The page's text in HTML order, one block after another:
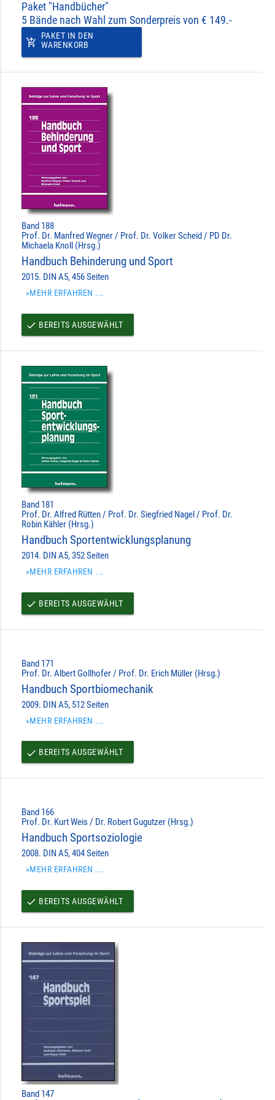
Paket "Handbücher"
5 Bände nach Wahl zum Sonderpreis von € 149.-
add_shopping_cart
PAKET IN DEN
WARENKORB
Band 188
Prof. Dr. Manfred Wegner / Prof. Dr. Volker Scheid / PD Dr.
Michaela Knoll (Hrsg.)
Handbuch Behinderung und Sport
2015. DIN A5, 456 Seiten
»MEHR ERFAHREN ...
done BEREITS AUSGEWÄHLT
Band 181
Prof. Dr. Alfred Rütten / Prof. Dr. Siegfried Nagel / Prof. Dr.
Robin Kähler (Hrsg.)
Handbuch Sportentwicklungsplanung
2014. DIN A5, 352 Seiten
»MEHR ERFAHREN ...
done BEREITS AUSGEWÄHLT
Band 171
Prof. Dr. Albert Gollhofer / Prof. Dr. Erich Müller (Hrsg.)
Handbuch Sportbiomechanik
2009. DIN A5, 512 Seiten
»MEHR ERFAHREN ...
done BEREITS AUSGEWÄHLT
Band 166
Prof. Dr. Kurt Weis / Dr. Robert Gugutzer (Hrsg.)
Handbuch Sportsoziologie
2008. DIN A5, 404 Seiten
»MEHR ERFAHREN ...
done BEREITS AUSGEWÄHLT
Band 147